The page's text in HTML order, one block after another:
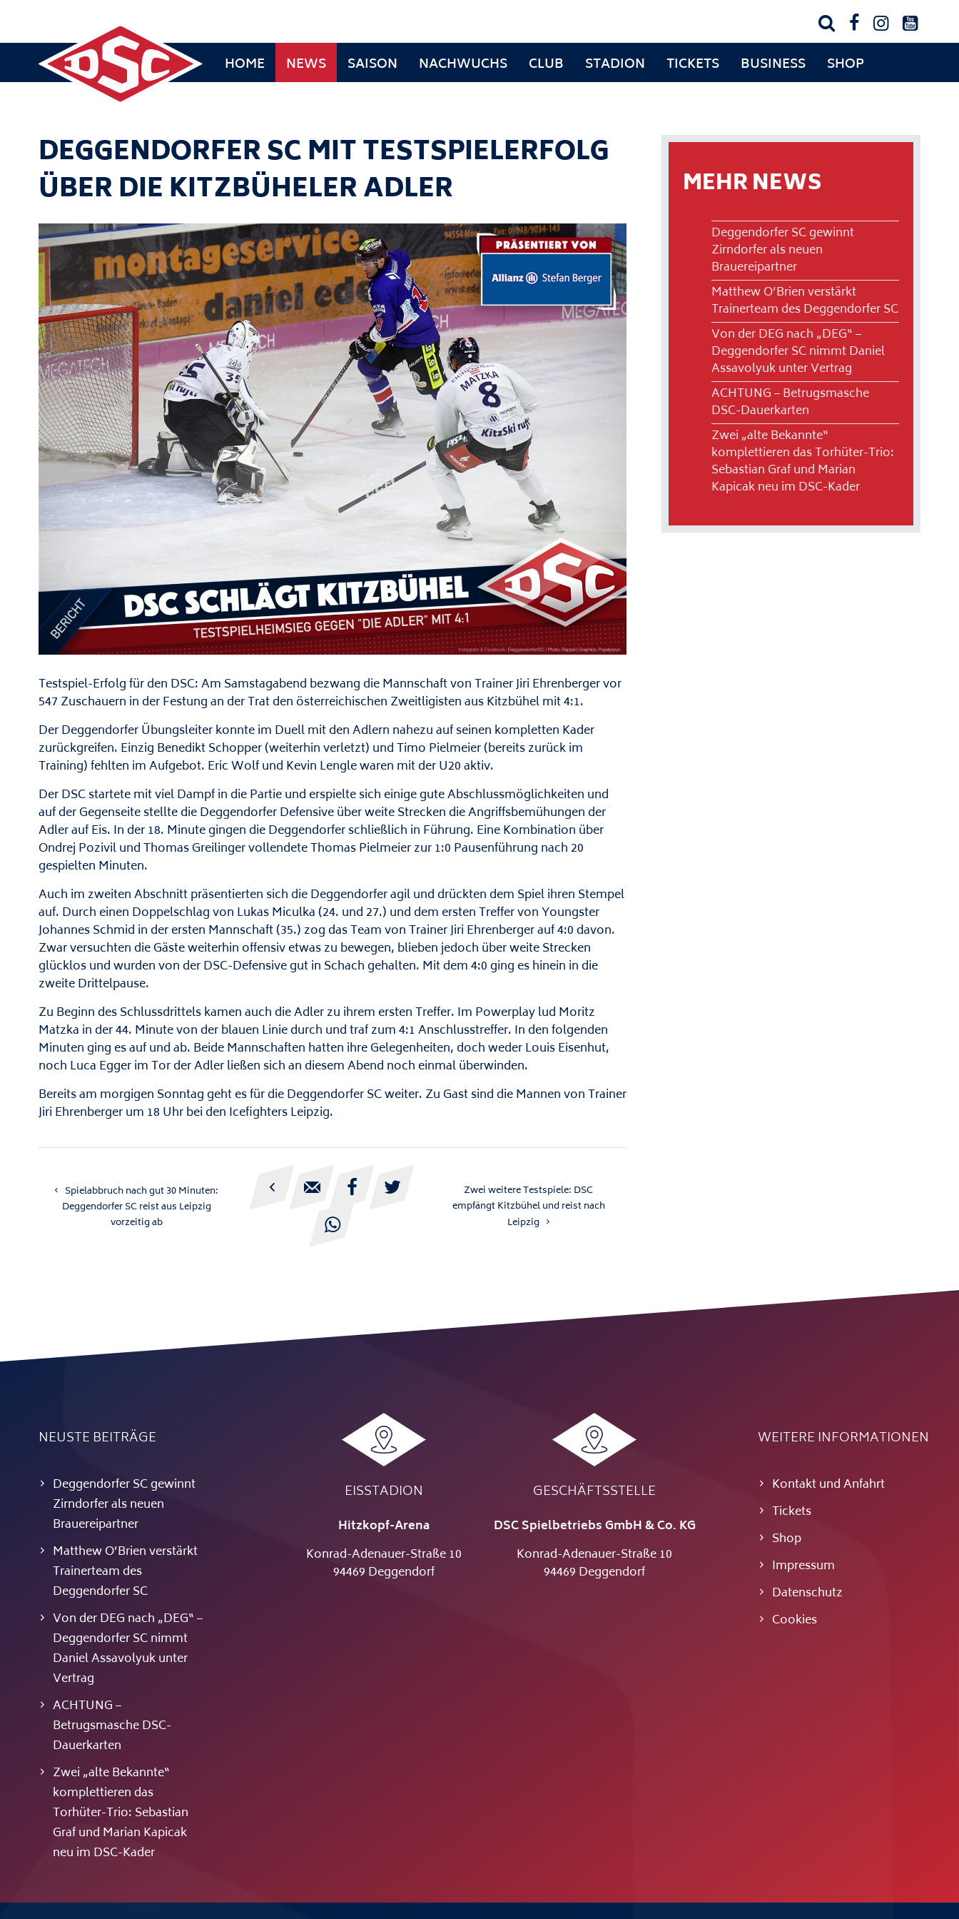
   
HOME NEWS SAISON NACHWUCHS CLUB STADION TICKETS BUSINESS SHOP
DEGGENDORFER SC MIT TESTSPIELERFOLG
ÜBER DIE KITZBÜHELER ADLER
Testspiel-Erfolg für den DSC: Am Samstagabend bezwang die Mannschaft von Trainer Jiri Ehrenberger vor
547 Zuschauern in der Festung an der Trat den österreichischen Zweitligisten aus Kitzbühel mit 4:1.
Der Deggendorfer Übungsleiter konnte im Duell mit den Adlern nahezu auf seinen kompletten Kader
zurückgreifen. Einzig Benedikt Schopper (weiterhin verletzt) und Timo Pielmeier (bereits zurück im
Training) fehlten im Aufgebot. Eric Wolf und Kevin Lengle waren mit der U20 aktiv.
Der DSC startete mit viel Dampf in die Partie und erspielte sich einige gute Abschlussmöglichkeiten und
auf der Gegenseite stellte die Deggendorfer Defensive über weite Strecken die Angriffsbemühungen der
Adler auf Eis. In der 18. Minute gingen die Deggendorfer schließlich in Führung. Eine Kombination über
Ondrej Pozivil und Thomas Greilinger vollendete Thomas Pielmeier zur 1:0 Pausenführung nach 20
gespielten Minuten.
Auch im zweiten Abschnitt präsentierten sich die Deggendorfer agil und drückten dem Spiel ihren Stempel
auf. Durch einen Doppelschlag von Lukas Miculka (24. und 27.) und dem ersten Treffer von Youngster
Johannes Schmid in der ersten Mannschaft (35.) zog das Team von Trainer Jiri Ehrenberger auf 4:0 davon.
Zwar versuchten die Gäste weiterhin offensiv etwas zu bewegen, blieben jedoch über weite Strecken
glücklos und wurden von der DSC-Defensive gut in Schach gehalten. Mit dem 4:0 ging es hinein in die
zweite Drittelpause.
Zu Beginn des Schlussdrittels kamen auch die Adler zu ihrem ersten Treffer. Im Powerplay lud Moritz
Matzka in der 44. Minute von der blauen Linie durch und traf zum 4:1 Anschlusstreffer. In den folgenden
Minuten ging es auf und ab. Beide Mannschaften hatten ihre Gelegenheiten, doch weder Louis Eisenhut,
noch Luca Egger im Tor der Adler ließen sich an diesem Abend noch einmal überwinden.
Bereits am morgigen Sonntag geht es für die Deggendorfer SC weiter. Zu Gast sind die Mannen von Trainer
Jiri Ehrenberger um 18 Uhr bei den Icefighters Leipzig.
Spielabbruch nach gut 30 Minuten:
Deggendorfer SC reist aus Leipzig
vorzeitig ab
  


Zwei weitere Testspiele: DSC
empfängt Kitzbühel und reist nach
Leipzig
MEHR NEWS
Deggendorfer SC gewinnt
Zirndorfer als neuen
Brauereipartner
Matthew O’Brien verstärkt
Trainerteam des Deggendorfer SC
Von der DEG nach „DEG“ –
Deggendorfer SC nimmt Daniel
Assavolyuk unter Vertrag
ACHTUNG – Betrugsmasche
DSC-Dauerkarten
Zwei „alte Bekannte“
komplettieren das Torhüter-Trio:
Sebastian Graf und Marian
Kapicak neu im DSC-Kader
NEUSTE BEITRÄGE
Deggendorfer SC gewinnt
Zirndorfer als neuen
Brauereipartner
Matthew O’Brien verstärkt
Trainerteam des
Deggendorfer SC
Von der DEG nach „DEG“ –
Deggendorfer SC nimmt
Daniel Assavolyuk unter
Vertrag
ACHTUNG –
Betrugsmasche DSC-
Dauerkarten
Zwei „alte Bekannte“
komplettieren das
Torhüter-Trio: Sebastian
Graf und Marian Kapicak
neu im DSC-Kader
EISSTADION
Hitzkopf-Arena
Konrad-Adenauer-Straße 10
94469 Deggendorf
GESCHÄFTSSTELLE
DSC Spielbetriebs GmbH & Co. KG
Konrad-Adenauer-Straße 10
94469 Deggendorf
WEITERE INFORMATIONEN
Kontakt und Anfahrt
Tickets
Shop
Impressum
Datenschutz
Cookies